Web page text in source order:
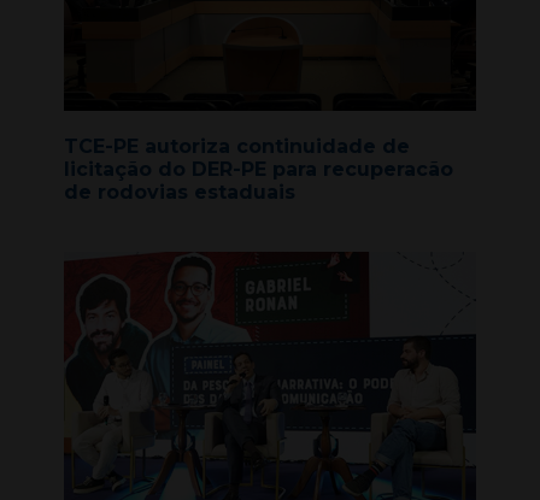
TCE-PE autoriza continuidade de
licitação do DER-PE para recuperacão
de rodovias estaduais